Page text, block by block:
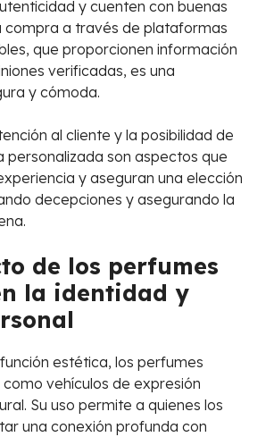
y cuenten con buenas
compra a través de plataformas
que proporcionen información
verificadas, es una
y cómoda.
al cliente y la posibilidad de
personalizada son aspectos que
y aseguran una elección
decepciones y asegurando la
de los perfumes
la identidad y
estética, los perfumes
vehículos de expresión
Su uso permite a quienes los
una conexión profunda con